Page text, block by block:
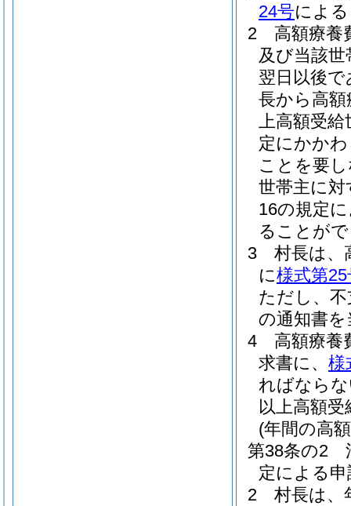
24号によ
2
高額療養
及び当該
翌日以後
長から高
上高額受給
定にかか
ことを要
世帯主に
16の規定
ることが
3
村長は、
に様式第25
ただし、
の通知書
4
高額療養
求書に、 様
ればなら
以上高額
(年間の高
第38条の2
定による
2
村長は、